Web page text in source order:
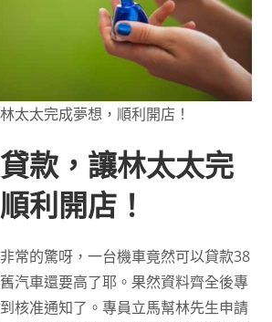
太太完成夢想，順利開店！
款，讓林太太完
利開店！
常的驚呀，一台機車竟然可以貸款38
汽車還要高了耶。果然資料齊全後專
核准通知了。專員立馬幫林先生申請